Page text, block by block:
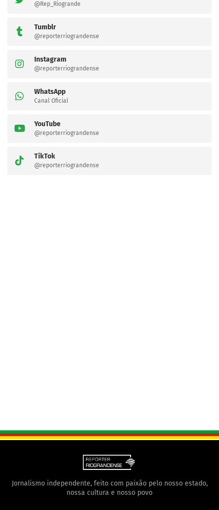
@Rep_Riogrande
Tumblr
@reporterriograndense
Instagram
@reporterriograndense
WhatsApp
Canal Oficial
YouTube
@reporterriograndense
TikTok
@reporterriograndense
Jornalismo independente, feito com paixão pelo nosso estado,
nossa cultura e nosso povo